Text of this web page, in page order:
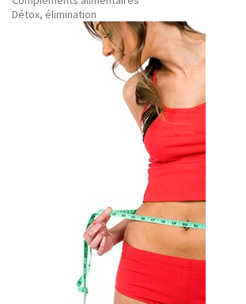
Détox, élimination